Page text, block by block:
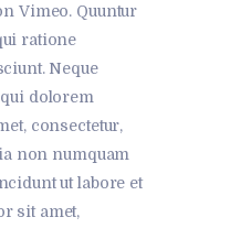
Vimeo. Quuntur
ratione
Neque
dolorem
consectetur,
non numquam
ut labore et
sit amet,